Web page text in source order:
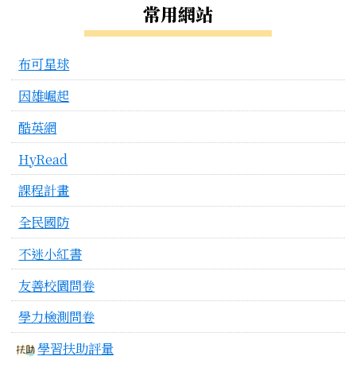
常用網站
布可星球
因雄崛起
酷英網
HyRead
課程計畫
全民國防
不迷小紅書
友善校園問卷
學力檢測問卷
學習扶助評量